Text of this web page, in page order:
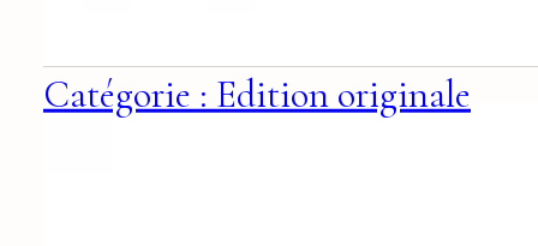
Catégorie : Edition originale